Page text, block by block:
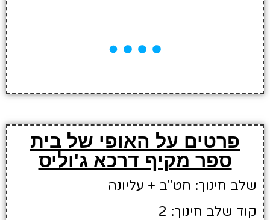
פרטים על האופי של בית
ספר מקיף דרכא ג'וליס
שלב חינוך: חט"ב + עליונה
קוד שלב חינוך: 2